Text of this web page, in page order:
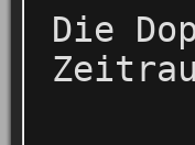
Die